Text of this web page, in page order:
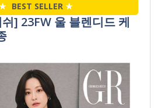
BEST SELLER ★
] 23FW 울 블렌디드 케